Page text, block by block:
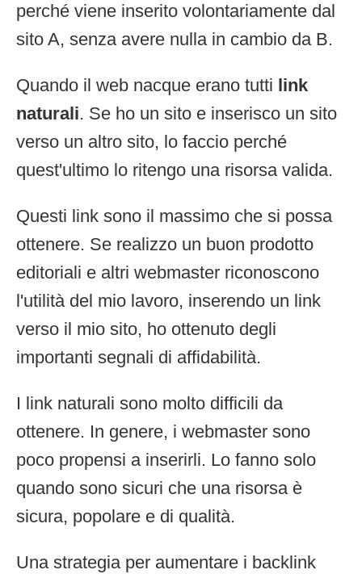
perché viene inserito volontariamente dal
sito A, senza avere nulla in cambio da B.
Quando il web nacque erano tutti link
naturali. Se ho un sito e inserisco un sito
verso un altro sito, lo faccio perché
quest'ultimo lo ritengo una risorsa valida.
Questi link sono il massimo che si possa
ottenere. Se realizzo un buon prodotto
editoriali e altri webmaster riconoscono
l'utilità del mio lavoro, inserendo un link
verso il mio sito, ho ottenuto degli
importanti segnali di affidabilità.
I link naturali sono molto difficili da
ottenere. In genere, i webmaster sono
poco propensi a inserirli. Lo fanno solo
quando sono sicuri che una risorsa è
sicura, popolare e di qualità.
Una strategia per aumentare i backlink